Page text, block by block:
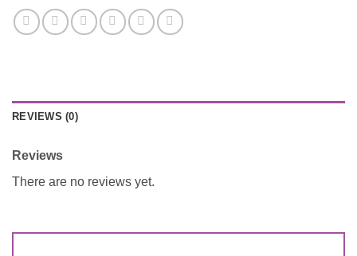
REVIEWS (0)
Reviews
There are no reviews yet.